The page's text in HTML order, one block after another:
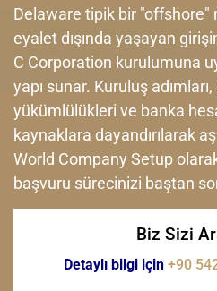
Delaware tipik bir "offshore"
eyalet dışında yaşayan
C Corporation kurulumuna
yapı sunar. Kuruluş
yükümlülükleri ve banka
kaynaklara dayandırılarak
World Company Setup
başvuru sürecinizi baştan
Biz Sizi
Detaylı bilgi için +90